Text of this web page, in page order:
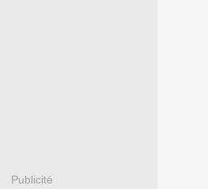
Publicité